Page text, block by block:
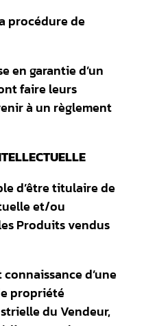
de
en garantie d’un
faire leurs
à un règlement
d’être titulaire de
et/ou
Produits vendus
d’une
propriété
du Vendeur,